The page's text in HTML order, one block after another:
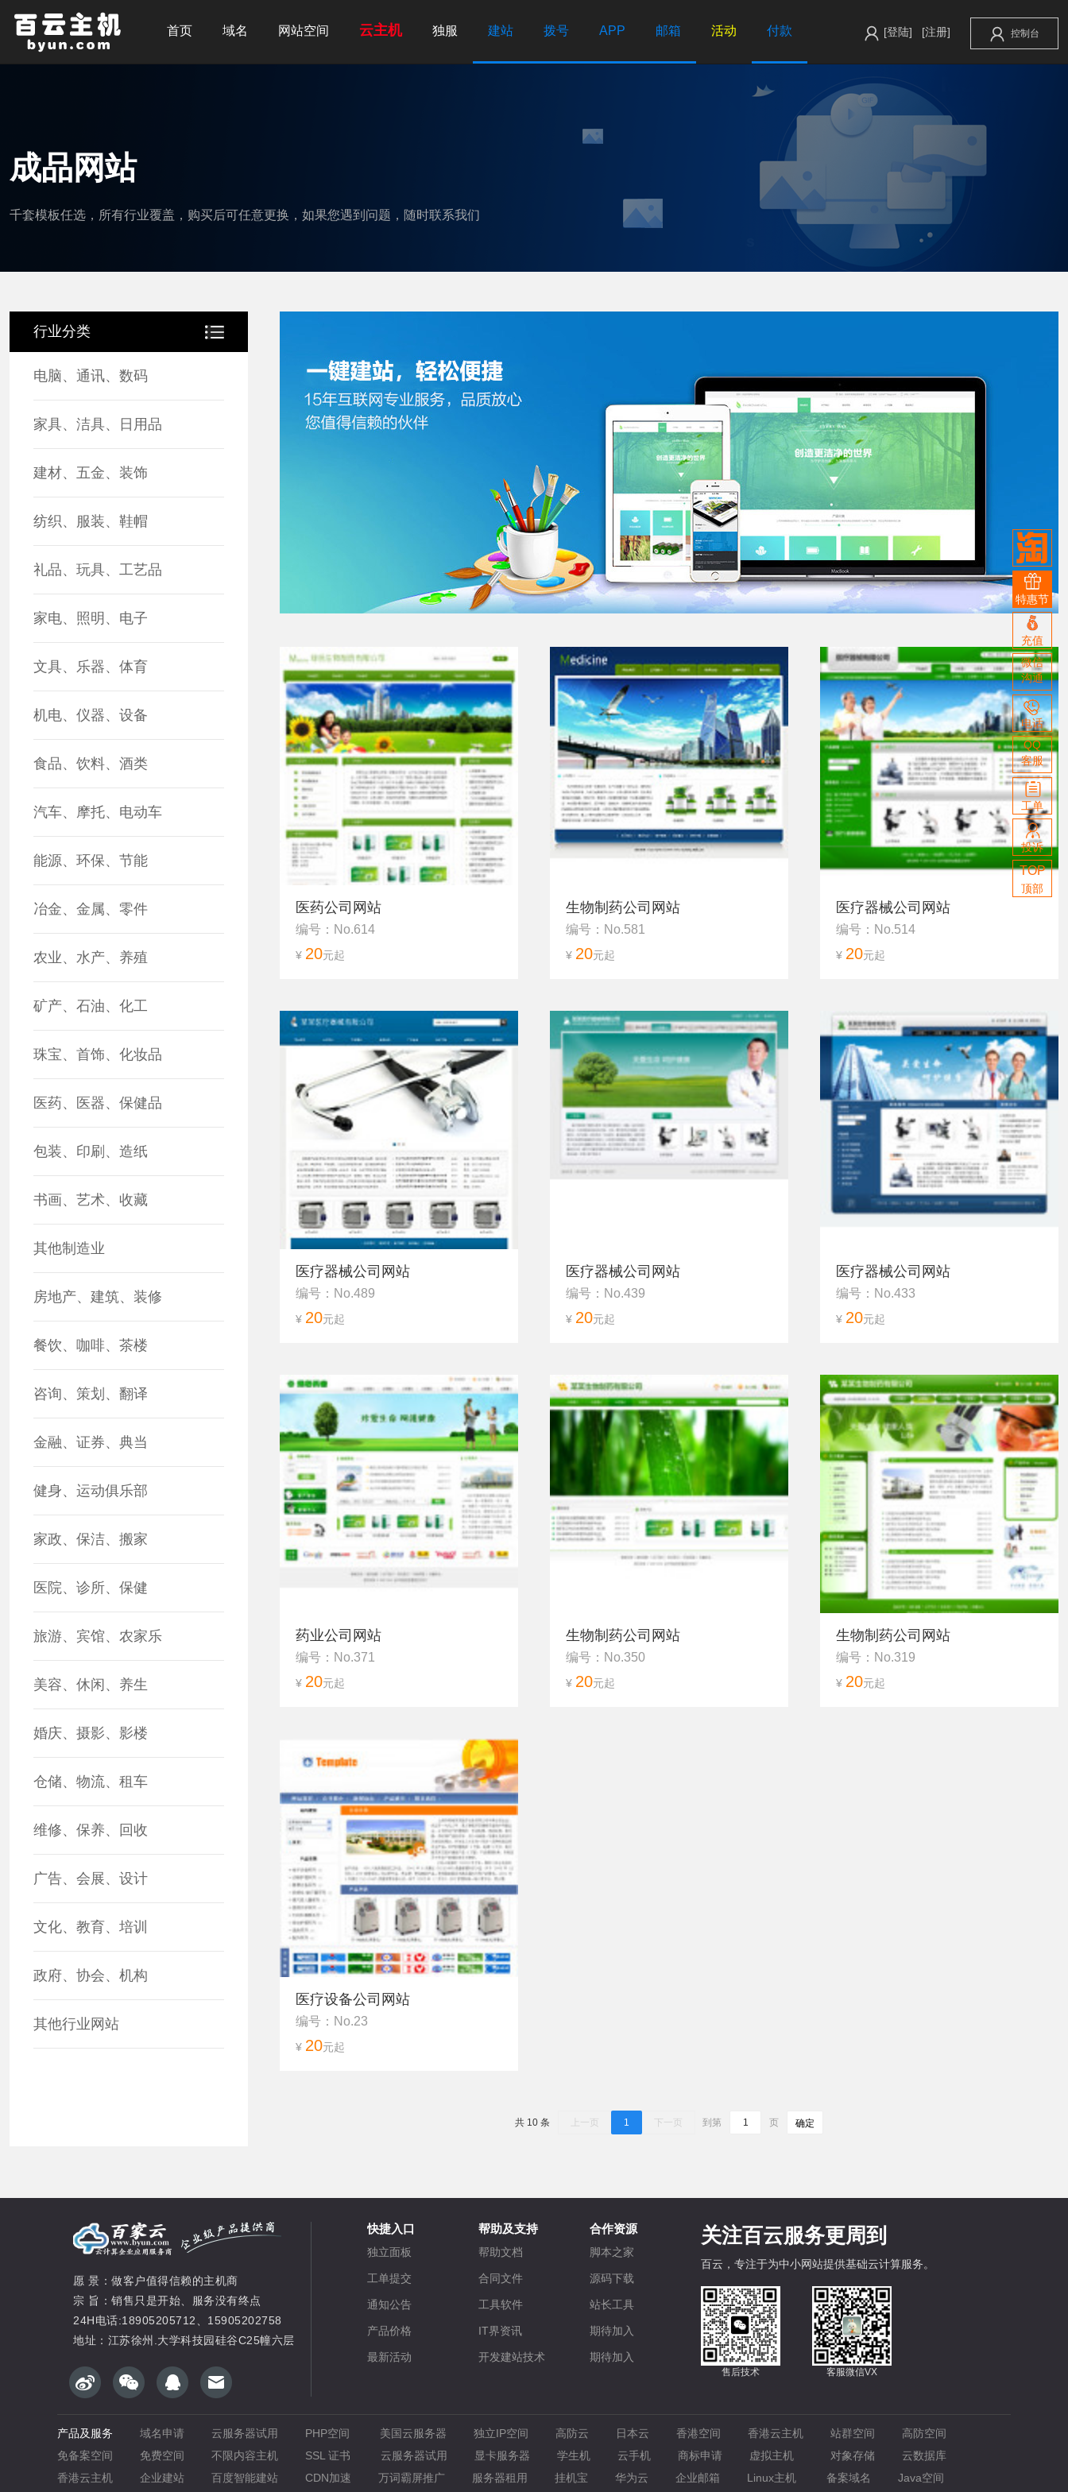
首页 域名 网站空间 云主机 独服 建站 拨号 APP 邮箱 活动 付款 [登陆] [注册] 控制台
成品网站
千套模板任选，所有行业覆盖，购买后可任意更换，如果您遇到问题，随时联系我们
行业分类
电脑、通讯、数码
家具、洁具、日用品
建材、五金、装饰
纺织、服装、鞋帽
礼品、玩具、工艺品
家电、照明、电子
文具、乐器、体育
机电、仪器、设备
食品、饮料、酒类
汽车、摩托、电动车
能源、环保、节能
冶金、金属、零件
农业、水产、养殖
矿产、石油、化工
珠宝、首饰、化妆品
医药、医器、保健品
包装、印刷、造纸
书画、艺术、收藏
其他制造业
房地产、建筑、装修
餐饮、咖啡、茶楼
咨询、策划、翻译
金融、证券、典当
健身、运动俱乐部
家政、保洁、搬家
医院、诊所、保健
旅游、宾馆、农家乐
美容、休闲、养生
婚庆、摄影、影楼
仓储、物流、租车
维修、保养、回收
广告、会展、设计
文化、教育、培训
政府、协会、机构
其他行业网站
医药公司网站
编号：No.614
¥ 20元起
生物制药公司网站
编号：No.581
¥ 20元起
医疗器械公司网站
编号：No.514
¥ 20元起
医疗器械公司网站
编号：No.489
¥ 20元起
医疗器械公司网站
编号：No.439
¥ 20元起
医疗器械公司网站
编号：No.433
¥ 20元起
药业公司网站
编号：No.371
¥ 20元起
生物制药公司网站
编号：No.350
¥ 20元起
生物制药公司网站
编号：No.319
¥ 20元起
医疗设备公司网站
编号：No.23
¥ 20元起
共 10 条 上一页 1 下一页 到第 页 确定
愿 景：做客户值得信赖的主机商
宗 旨：销售只是开始、服务没有终点
24H电话:18905205712、15905202758
地址：江苏徐州.大学科技园硅谷C25幢六层
快捷入口
独立面板
工单提交
通知公告
产品价格
最新活动
帮助及支持
帮助文档
合同文件
工具软件
IT界资讯
开发建站技术
合作资源
脚本之家
源码下载
站长工具
期待加入
期待加入
关注百云服务更周到
百云，专注于为中小网站提供基础云计算服务。
售后技术 客服微信VX
产品及服务 域名申请 云服务器试用 PHP空间 美国云服务器 独立IP空间 高防云 日本云 香港空间 香港云主机 站群空间
高防空间
免备案空间
免费空间 不限内容主机 SSL 证书 云服务器试用 显卡服务器 学生机 云手机 商标申请 虚拟主机 对象存储
云数据库
香港云主机
企业建站 百度智能建站 CDN加速 万词霸屏推广 服务器租用 挂机宝 华为云 企业邮箱 Linux主机 备案域名 Java空间
淘
宝
亏
本
限
量
赚
信
誉，
拍
到
赚
到
洲云
的空间
特惠节
在
线
充
值
到
帐
扫
码
后
找
客
服
充值
客
服
总
务
技
术
咨
微信
沟通
咨
询
电
话：
电话
客
服
总
询
QQ
客服
工单
投诉
TOP
顶部